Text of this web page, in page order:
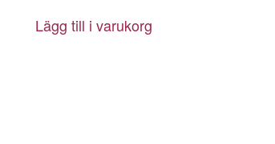
Lägg till i varukorg